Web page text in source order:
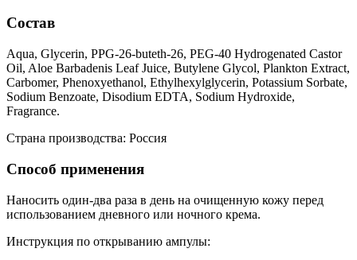
Состав
Aqua, Glycerin, PPG-26-buteth-26, PEG-40 Hydrogenated Castor
Oil, Aloe Barbadenis Leaf Juice, Butylene Glycol, Plankton Extract,
Carbomer, Phenoxyethanol, Ethylhexylglycerin, Potassium Sorbate,
Sodium Benzoate, Disodium EDTA, Sodium Hydroxide,
Fragrance.
Страна производства: Россия
Способ применения
Наносить один-два раза в день на очищенную кожу перед
использованием дневного или ночного крема.
Инструкция по открыванию ампулы: